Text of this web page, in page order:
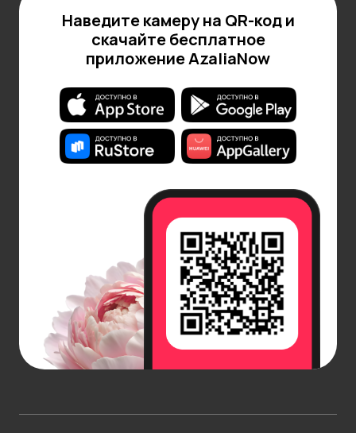
Наведите камеру на QR-код и
скачайте бесплатное
приложение AzaliaNow